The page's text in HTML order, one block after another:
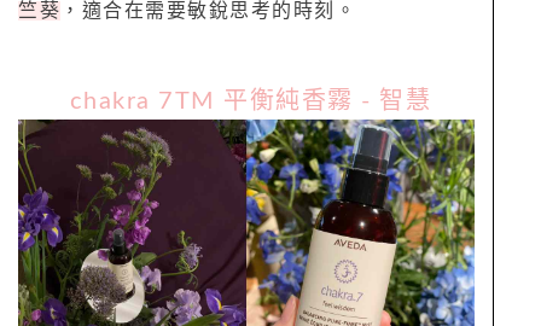
竺葵 ，適合在需要敏銳思考的時刻。
chakra 7TM 平衡純香霧 - 智慧